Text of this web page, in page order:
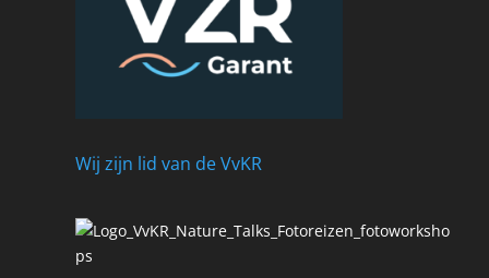
Wij zijn lid van de VvKR